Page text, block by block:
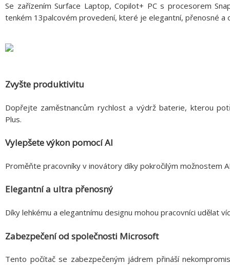
Se zařízením Surface Laptop, Copilot+ PC s procesorem
tenkém 13palcovém provedení, které je elegantní, přenosné a
Zvyšte produktivitu
Dopřejte zaměstnancům rychlost a výdrž baterie, kterou
Plus.
Vylepšete výkon pomocí AI
Proměňte pracovníky v inovátory díky pokročilým možnostem
Elegantní a ultra přenosný
Díky lehkému a elegantnímu designu mohou pracovníci udělat
Zabezpečení od společnosti Microsoft
Tento počítač se zabezpečeným jádrem přináší